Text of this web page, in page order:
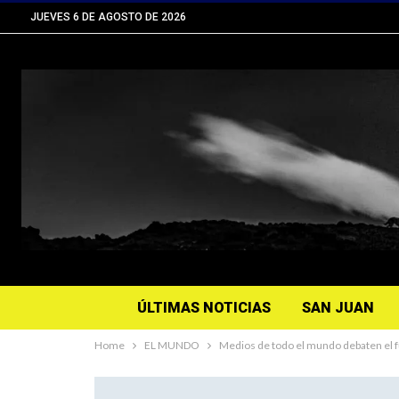
JUEVES 6 DE AGOSTO DE 2026
ÚLTIMAS NOTICIAS SAN JUAN
Home EL MUNDO Medios de todo el mundo debaten